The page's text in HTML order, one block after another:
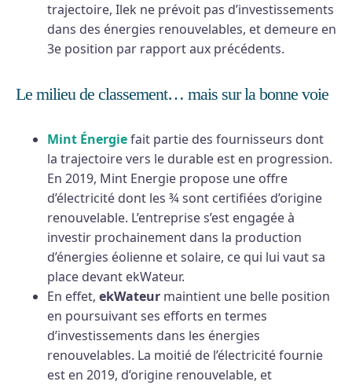
trajectoire, Ilek ne prévoit pas d’investissements
dans des énergies renouvelables, et demeure en
3e position par rapport aux précédents.
Le milieu de classement… mais sur la bonne voie
Mint Énergiefait partie des fournisseurs dont
la trajectoire vers le durable est en progression.
En 2019, Mint Energie propose une offre
d’électricité dont les ¾ sont certifiées d’origine
renouvelable. L’entreprise s’est engagée à
investir prochainement dans la production
d’énergies éolienne et solaire, ce qui lui vaut sa
place devant ekWateur.
En effet, ekWateur maintient une belle position
en poursuivant ses efforts en termes
d’investissements dans les énergies
renouvelables. La moitié de l’électricité fournie
est en 2019, d’origine renouvelable, et